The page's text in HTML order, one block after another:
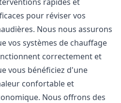
pour réviser vos
Nous nous assurons
vos systèmes de chauffage
correctement et
vous bénéficiez d'une
confortable et
Nous offrons des